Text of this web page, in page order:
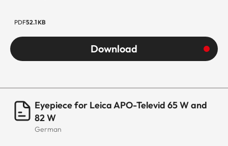
PDF52.1 KB
Download
Eyepiece for Leica APO-Televid 65 W and
82 W
German